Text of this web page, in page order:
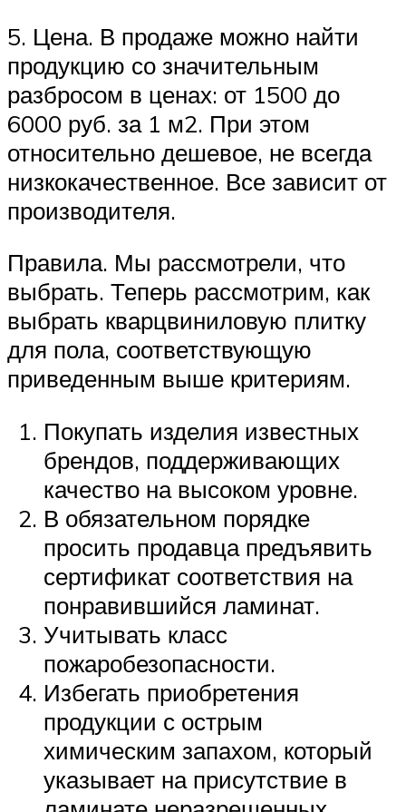
5. Цена. В продаже можно найти
продукцию со значительным
разбросом в ценах: от 1500 до
6000 руб. за 1 м2. При этом
относительно дешевое, не всегда
низкокачественное. Все зависит от
производителя.
Правила. Мы рассмотрели, что
выбрать. Теперь рассмотрим, как
выбрать кварцвиниловую плитку
для пола, соответствующую
приведенным выше критериям.
Покупать изделия известных
брендов, поддерживающих
качество на высоком уровне.
В обязательном порядке
просить продавца предъявить
сертификат соответствия на
понравившийся ламинат.
Учитывать класс
пожаробезопасности.
Избегать приобретения
продукции с острым
химическим запахом, который
указывает на присутствие в